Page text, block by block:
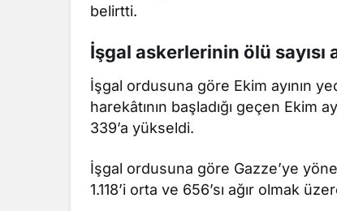
belirtti.
İşgal askerlerinin ölü sayısı
İşgal ordusuna göre Ekim ayının
harekâtının başladığı geçen Ekim
339’a yükseldi.
İşgal ordusuna göre Gazze’ye
1.118’i orta ve 656’sı ağır olmak